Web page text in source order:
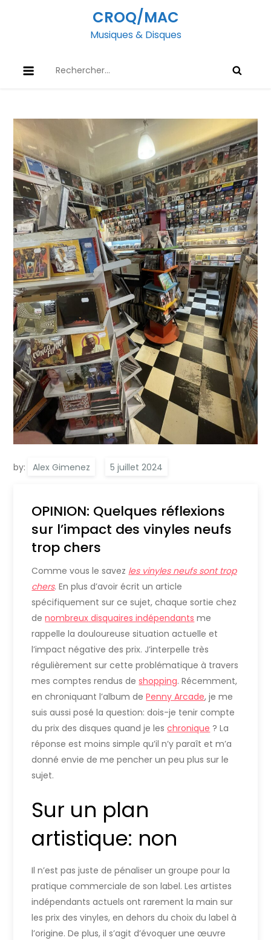
CROQ/MAC
Musiques & Disques
by: Alex Gimenez
OPINION: Quelques réflexions
sur l’impact des vinyles neufs
trop chers
Comme vous le savez les vinyles neufs sont trop
chers. En plus d’avoir écrit un article
spécifiquement sur ce sujet, chaque sortie chez
denombreux disquaires indépendants me
rappelle la douloureuse situation actuelle et
l’impact négative des prix. J’interpelle très
régulièrement sur cette problématique à travers
mes comptes rendus deshopping. Récemment,
en chroniquant l’album dePenny Arcade, je me
suis aussi posé la question: dois-je tenir compte
du prix des disques quand je leschronique ? La
réponse est moins simple qu’il n’y paraît et m’a
donné envie de me pencher un peu plus sur le
sujet.
Sur un plan
artistique: non
Il n’est pas juste de pénaliser un groupe pour la
pratique commerciale de son label. Les artistes
indépendants actuels ont rarement la main sur
les prix des vinyles, en dehors du choix du label à
l’origine. De plus, il s’agit d’évoquer une œuvre